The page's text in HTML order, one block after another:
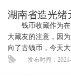
湖南省造光绪
钱币收藏作为在
大藏友的注意，因
向了古钱币，今天
铜元。光绪元宝有
发布时间：